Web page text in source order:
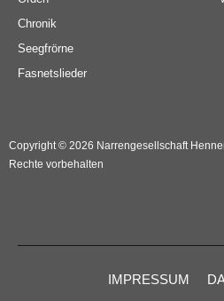
Chronik
Seegfrörne
Fasnetslieder
Copyright © 2026 Narrengesellschaft
Rechte vorbehalten
IMPRESSUM